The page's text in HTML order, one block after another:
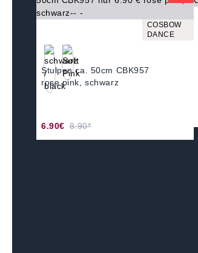
COSBOW
DANCE
Stulpen ca. 50cm CBK957
rose pink, schwarz
6.90€ 8.90*